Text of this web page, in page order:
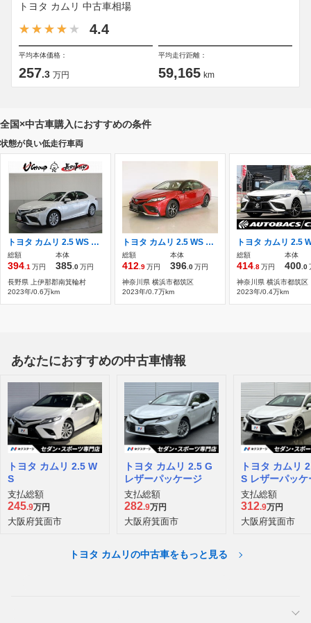
トヨタ カムリ 中古車相場
4.4
平均本体価格：
257.3 万円
平均走行距離：
59,165 km
全国×中古車購入におすすめの条件
状態が良い低走行車両
トヨタ カムリ 2.5 WS トヨタ認定中古車 ワンオーナー
総額
394 .1 万円
本体
385 .0万円
長野県 上伊那郡南箕輪村
2023年/0.6万km
トヨタ カムリ 2.5 WS レザーパッケージ
総額
412 .9万円
本体
396 .0万円
神奈川県 横浜市都筑区
2023年/0.7万km
総額
414 .8万円
本体
400 .0
神奈川県 横浜市都筑区
2023年/0.4万km
あなたにおすすめの中古車情報
トヨタ カムリ 2.5 W
S
支払総額
245.9万円
大阪府箕面市
トヨタ カムリ 2.5 G
レザーパッケージ
支払総額
282.9万円
大阪府箕面市
トヨタ カムリ
S レザーパッケ
支払総額
312.9万円
大阪府箕面市
トヨタ カムリの中古車をもっと見る